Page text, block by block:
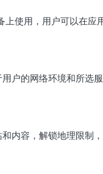
使用，用户可以在应
户的网络环境和所选服
内容，解锁地理限制，